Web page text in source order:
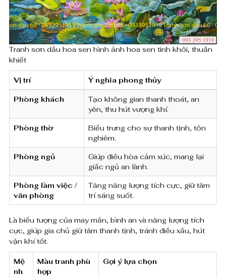
,
0
0
0
₫
n
h
ả
o
a
s
e
n
i
h
Tranh sơn dầu hoa sen hình ảnh hoa sen tinh khôi, thuần
khiết
Vị trí Ý nghĩa phong thủy
Phòng khách
Tạo không gian thanh thoát, an
yên, thu hút vượng khí.
Phòng thờ
Biểu trưng cho sự thanh tịnh, tôn
nghiêm.
Phòng ngủ
Giúp điều hòa cảm xúc, mang lại
giấc ngủ an lành.
Phòng làm việc /
văn phòng
Tăng năng lượng tích cực, giữ tâm
trí sáng suốt.
Là biểu tượng của may mắn, bình an và năng lượng tích
cực, giúp gia chủ giữ tâm thanh tịnh, tránh điều xấu, hút
vận khí tốt.
Mệ
nh
Màu tranh phù
hợp
Gợi ý lựa chọn